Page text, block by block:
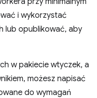
i wykorzystać
lub opublikować, aby
w pakiecie wtyczek, a
możesz napisać
do wymagań